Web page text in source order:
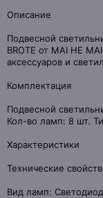
Описание
Подвесной
BROTE от MAI HE
аксессуаров и
Комплектация
Подвесной
Кол-во ламп: 8 шт.
Характеристики
Технические
Вид ламп: